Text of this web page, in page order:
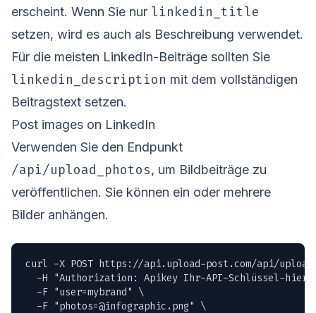
erscheint. Wenn Sie nur linkedin_title
setzen, wird es auch als Beschreibung verwendet.
Für die meisten LinkedIn-Beiträge sollten Sie
linkedin_description mit dem vollständigen
Beitragstext setzen.
Post images on LinkedIn
Verwenden Sie den Endpunkt
/api/upload_photos, um Bildbeiträge zu
veröffentlichen. Sie können ein oder mehrere
Bilder anhängen.
curl -X POST https://api.upload-post.com/api/
-H "Authorization: Apikey Ihr-API-Schlüssel-hier"
  -F "user=mybrand" \
  -F "
photos=@infographic.png" \